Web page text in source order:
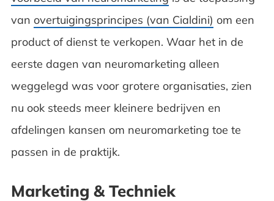
van overtuigingsprincipes (van Cialdini) om een
product of dienst te verkopen. Waar het in de
eerste dagen van neuromarketing alleen
weggelegd was voor grotere organisaties, zien
nu ook steeds meer kleinere bedrijven en
afdelingen kansen om neuromarketing toe te
passen in de praktijk.
Marketing & Techniek